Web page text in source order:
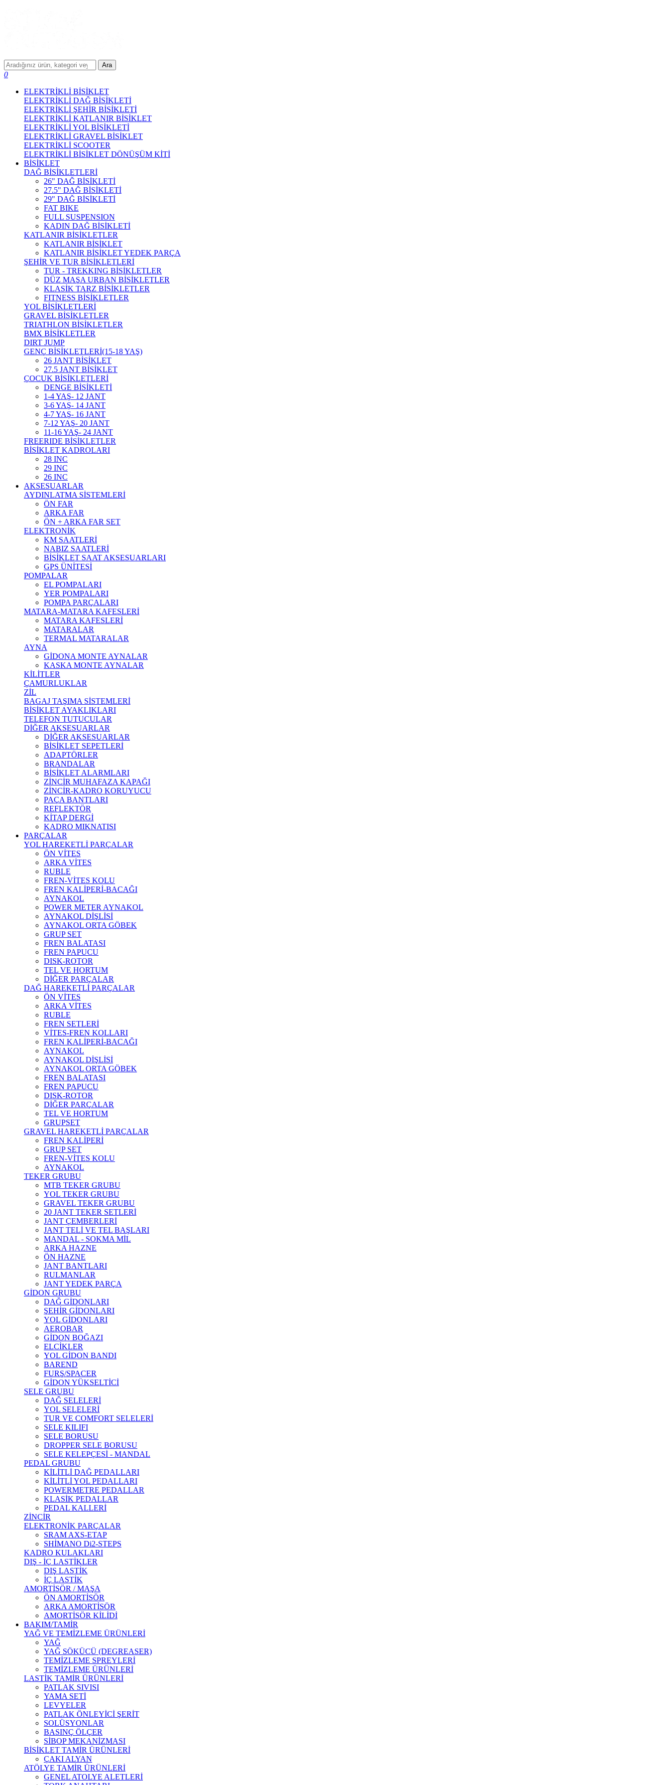
Ara
0
ELEKTRİKLİ BİSİKLET
ELEKTRİKLİ DAĞ BİSİKLETİ
ELEKTRİKLİ ŞEHİR BİSİKLETİ
ELEKTRİKLİ KATLANIR BİSİKLET
ELEKTRİKLİ YOL BİSİKLETİ
ELEKTRİKLİ GRAVEL BİSİKLET
ELEKTRİKLİ SCOOTER
ELEKTRİKLİ BİSİKLET DÖNÜŞÜM KİTİ
BİSİKLET
DAĞ BİSİKLETLERİ
26" DAĞ BİSİKLETİ
27.5" DAĞ BİSİKLETİ
29" DAĞ BİSİKLETİ
FAT BIKE
FULL SUSPENSION
KADIN DAĞ BİSİKLETİ
KATLANIR BİSİKLETLER
KATLANIR BİSİKLET
KATLANIR BİSİKLET YEDEK PARÇA
ŞEHİR VE TUR BİSİKLETLERİ
TUR - TREKKING BİSİKLETLER
DÜZ MAŞA URBAN BİSİKLETLER
KLASİK TARZ BİSİKLETLER
FITNESS BİSİKLETLER
YOL BİSİKLETLERİ
GRAVEL BİSİKLETLER
TRIATHLON BİSİKLETLER
BMX BİSİKLETLER
DIRT JUMP
GENÇ BİSİKLETLERİ(15-18 YAŞ)
26 JANT BİSİKLET
27.5 JANT BİSİKLET
ÇOCUK BİSİKLETLERİ
DENGE BİSİKLETİ
1-4 YAŞ- 12 JANT
3-6 YAŞ- 14 JANT
4-7 YAŞ- 16 JANT
7-12 YAŞ- 20 JANT
11-16 YAŞ- 24 JANT
FREERIDE BİSİKLETLER
BİSİKLET KADROLARI
28 INC
29 INC
26 INC
AKSESUARLAR
AYDINLATMA SİSTEMLERİ
ÖN FAR
ARKA FAR
ÖN + ARKA FAR SET
ELEKTRONİK
KM SAATLERİ
NABIZ SAATLERİ
BİSİKLET SAAT AKSESUARLARI
GPS ÜNİTESİ
POMPALAR
EL POMPALARI
YER POMPALARI
POMPA PARÇALARI
MATARA-MATARA KAFESLERİ
MATARA KAFESLERİ
MATARALAR
TERMAL MATARALAR
AYNA
GİDONA MONTE AYNALAR
KASKA MONTE AYNALAR
KİLİTLER
ÇAMURLUKLAR
ZİL
BAGAJ TAŞIMA SİSTEMLERİ
BİSİKLET AYAKLIKLARI
TELEFON TUTUCULAR
DİĞER AKSESUARLAR
DİĞER AKSESUARLAR
BİSİKLET SEPETLERİ
ADAPTÖRLER
BRANDALAR
BİSİKLET ALARMLARI
ZİNCİR MUHAFAZA KAPAĞI
ZİNCİR-KADRO KORUYUCU
PAÇA BANTLARI
REFLEKTÖR
KİTAP DERGİ
KADRO MIKNATISI
PARÇALAR
YOL HAREKETLİ PARÇALAR
ÖN VİTES
ARKA VİTES
RUBLE
FREN-VİTES KOLU
FREN KALİPERİ-BACAĞI
AYNAKOL
POWER METER AYNAKOL
AYNAKOL DİŞLİSİ
AYNAKOL ORTA GÖBEK
GRUP SET
FREN BALATASI
FREN PAPUCU
DISK-ROTOR
TEL VE HORTUM
DİĞER PARÇALAR
DAĞ HAREKETLİ PARÇALAR
ÖN VİTES
ARKA VİTES
RUBLE
FREN SETLERİ
VİTES-FREN KOLLARI
FREN KALİPERİ-BACAĞI
AYNAKOL
AYNAKOL DİŞLİSİ
AYNAKOL ORTA GÖBEK
FREN BALATASI
FREN PAPUCU
DISK-ROTOR
DİĞER PARÇALAR
TEL VE HORTUM
GRUPSET
GRAVEL HAREKETLİ PARÇALAR
FREN KALİPERİ
GRUP SET
FREN-VİTES KOLU
AYNAKOL
TEKER GRUBU
MTB TEKER GRUBU
YOL TEKER GRUBU
GRAVEL TEKER GRUBU
20 JANT TEKER SETLERİ
JANT ÇEMBERLERİ
JANT TELİ VE TEL BAŞLARI
MANDAL - SOKMA MİL
ARKA HAZNE
ÖN HAZNE
JANT BANTLARI
RULMANLAR
JANT YEDEK PARÇA
GİDON GRUBU
DAĞ GİDONLARI
ŞEHİR GİDONLARI
YOL GİDONLARI
AEROBAR
GİDON BOĞAZI
ELCİKLER
YOL GİDON BANDI
BAREND
FURŞ/SPACER
GİDON YÜKSELTİCİ
SELE GRUBU
DAĞ SELELERİ
YOL SELELERİ
TUR VE COMFORT SELELERİ
SELE KILIFI
SELE BORUSU
DROPPER SELE BORUSU
SELE KELEPÇESİ - MANDAL
PEDAL GRUBU
KİLİTLİ DAĞ PEDALLARI
KİLİTLİ YOL PEDALLARI
POWERMETRE PEDALLAR
KLASİK PEDALLAR
PEDAL KALLERİ
ZİNCİR
ELEKTRONİK PARÇALAR
SRAM AXS-ETAP
SHİMANO Di2-STEPS
KADRO KULAKLARI
DIŞ - İÇ LASTİKLER
DIŞ LASTİK
İÇ LASTİK
AMORTİSÖR / MAŞA
ÖN AMORTİSÖR
ARKA AMORTİSÖR
AMORTİSÖR KİLİDİ
BAKIM/TAMİR
YAĞ VE TEMİZLEME ÜRÜNLERİ
YAĞ
YAĞ SÖKÜCÜ (DEGREASER)
TEMİZLEME SPREYLERİ
TEMİZLEME ÜRÜNLERİ
LASTİK TAMİR ÜRÜNLERİ
PATLAK SIVISI
YAMA SETİ
LEVYELER
PATLAK ÖNLEYİCİ ŞERİT
SOLÜSYONLAR
BASINÇ ÖLÇER
SİBOP MEKANİZMASI
BİSİKLET TAMİR ÜRÜNLERİ
ÇAKI ALYAN
ATÖLYE TAMİR ÜRÜNLERİ
GENEL ATOLYE ALETLERİ